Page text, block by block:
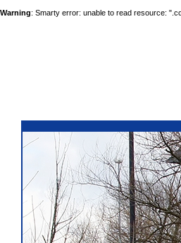
Warning: Smarty error: unable to read resource: